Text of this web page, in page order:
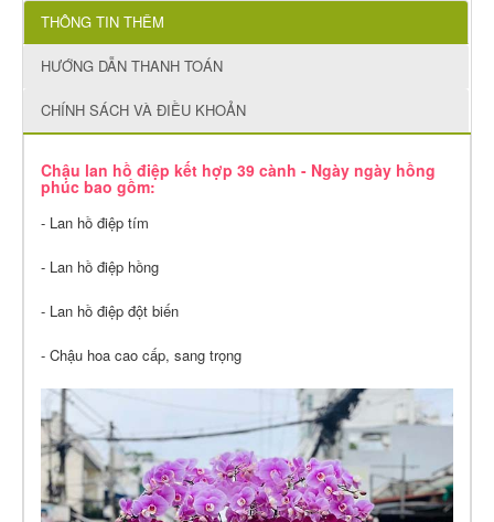
THÔNG TIN THÊM
HƯỚNG DẪN THANH TOÁN
CHÍNH SÁCH VÀ ĐIỀU KHOẢN
Chậu lan hồ điệp kết hợp 39 cành - Ngày ngày hồng
phúc bao gồm:
- Lan hồ điệp tím
- Lan hồ điệp hồng
- Lan hồ điệp đột biến
- Chậu hoa cao cấp, sang trọng